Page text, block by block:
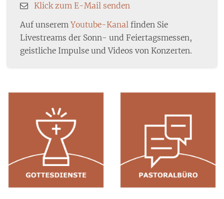
Klick zum E-Mail senden
Auf unserem Youtube-Kanal finden Sie
Livestreams der Sonn- und Feiertagsmessen,
geistliche Impulse und Videos von Konzerten.